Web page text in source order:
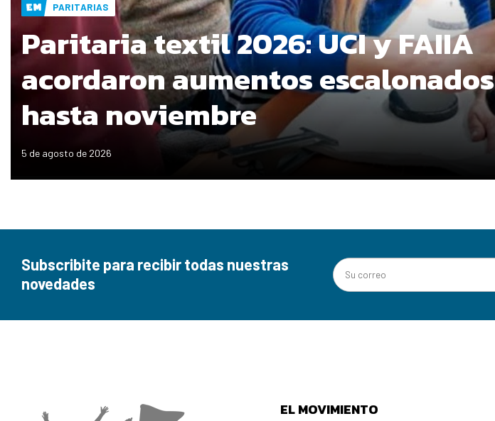
PARITARIAS
Paritaria textil 2026: UCI y FAIIA
acordaron aumentos escalonados
hasta noviembre
5 de agosto de 2026
Subscribite para recibir todas nuestras
novedades
EL MOVIMIENTO